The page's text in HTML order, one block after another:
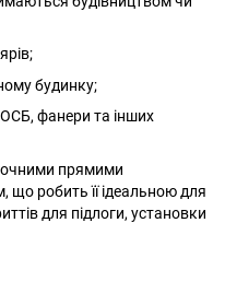
будинку;
фанери та інших
прямими
що робить її ідеальною для
для підлоги, установки